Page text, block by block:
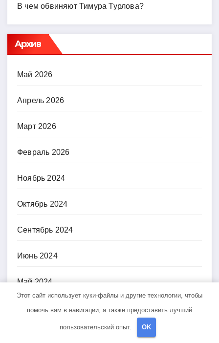
В чем обвиняют Тимура Турлова?
Архив
Май 2026
Апрель 2026
Март 2026
Февраль 2026
Ноябрь 2024
Октябрь 2024
Сентябрь 2024
Июнь 2024
Май 2024
Апрель 2024
Этот сайт использует куки-файлы и другие технологии, чтобы
помочь вам в навигации, а также предоставить лучший
пользовательский опыт. OK